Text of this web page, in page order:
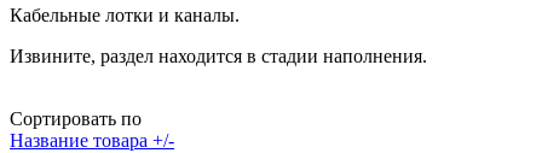
Кабельные лотки и каналы.
Извините, раздел находится в стадии наполнения.
Сортировать по
Название товара +/-